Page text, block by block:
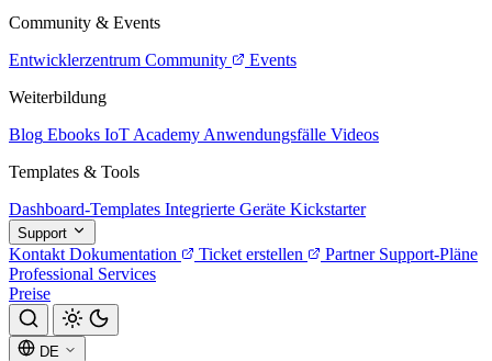
Community & Events
Entwicklerzentrum Community
Events
Weiterbildung
Blog Ebooks IoT Academy Anwendungsfälle Videos
Templates & Tools
Dashboard-Templates Integrierte Geräte Kickstarter
Support
Kontakt Dokumentation Ticket erstellen Partner Support-Pläne
Professional Services
Preise
DE